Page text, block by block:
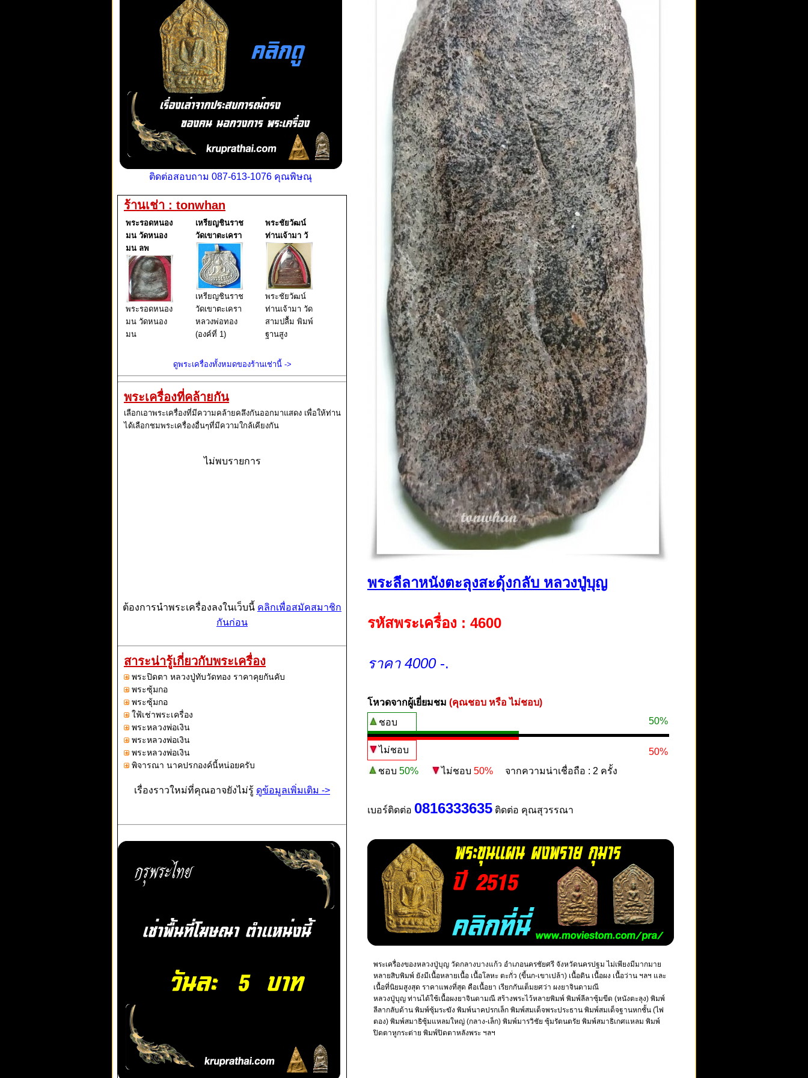
ติดต่อสอบถาม 087-613-1076 คุณพิษณุ
ร้านเช่า : tonwhan
พระรอดหนอง
มน วัดหนอง
มน ลพ
พระรอดหนอง
มน วัดหนอง
มน
เหรียญชินราช
วัดเขาตะเครา
เหรียญชินราช
วัดเขาตะเครา
หลวงพ่อทอง
(องค์ที่ 1)
พระชัยวัฒน์
ท่านเจ้ามา วั
พระชัยวัฒน์
ท่านเจ้ามา วัด
สามปลื้ม พิมพ์
ฐานสูง
ดูพระเครื่องทั้งหมดของร้านเช่านี้ ->
พระเครื่องที่คล้ายกัน
เลือกเอาพระเครื่องที่มีความคล้ายคลึงกันออกมาแสดง เพื่อให้ท่าน
ได้เลือกชมพระเครื่องอื่นๆที่มีความใกล้เคียงกัน
ไม่พบรายการ
ต้องการนำพระเครื่องลงในเว็บนี้ คลิกเพื่อสมัคสมาชิก
กันก่อน
สาระน่ารู้เกี่ยวกับพระเครื่อง
พระปิดตา หลวงปู่ทับวัดทอง ราคาคุยกันคับ
พระซุ้มกอ
พระซุ้มกอ
ใฟ้เช่าพระเครื่อง
พระหลวงพ่อเงิน
พระหลวงพ่อเงิน
พระหลวงพ่อเงิน
พิจารณา นาคปรกองค์นี้หน่อยครับ
เรื่องราวใหม่ที่คุณอาจยังไม่รู้ ดูข้อมูลเพิ่มเติม ->
พระลีลาหนังตะลุงสะดุ้งกลับ หลวงปู่บุญ
รหัสพระเครื่อง : 4600
ราคา 4000-.
โหวดจากผู้เยี่ยมชม (คุณชอบ หรือ ไม่ชอบ)
ชอบ
50%
ไม่ชอบ
50%
ชอบ 50% ไม่ชอบ 50% จากความน่าเชื่อถือ : 2 ครั้ง
เบอร์ติดต่อ 0816333635 ติดต่อ คุณสุวรรณา
พระเครื่องของหลวงปู่บุญ วัดกลางบางแก้ว อำเภอนครชัยศรี จังหวัดนครปฐม ไม่เพียงมีมากมาย
หลายสิบพิมพ์ ยังมีเนื้อหลายเนื้อ เนื้อโลหะ ตะกั่ว (ขี้นก-เขาเปล้า) เนื้อดิน เนื้อผง เนื้อว่าน ฯลฯ และ
เนื้อที่นิยมสูงสุด ราคาแพงที่สุด คือเนื้อยา เรียกกันเต็มยศว่า ผงยาจินดามณี
หลวงปู่บุญ ท่านได้ใช้เนื้อผงยาจินดามณี สร้างพระไว้หลายพิมพ์ พิมพ์ลีลาซุ้มขีด (หนังตะลุง) พิมพ์
ลีลากลับด้าน พิมพ์ซุ้มระฆัง พิมพ์นาคปรกเล็ก พิมพ์สมเด็จพระประธาน พิมพ์สมเด็จฐานหกชั้น (ไพ่
ตอง) พิมพ์สมาธิซุ้มแหลมใหญ่ (กลาง-เล็ก) พิมพ์มารวิชัย ซุ้มรัตนตรัย พิมพ์สมาธิเกศแหลม พิมพ์
ปิดตาหูกระต่าย พิมพ์ปิดตาหลังพระ ฯลฯ